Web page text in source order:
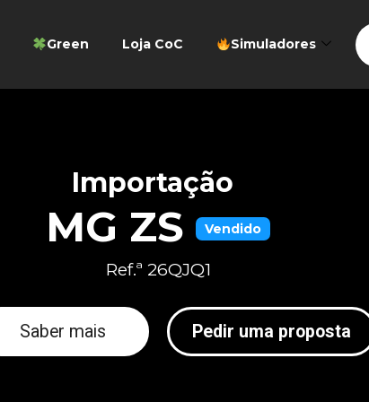
Green Loja CoC Simuladores
Importação
MG ZS Vendido
Ref.ª 26QJQ1
Saber mais Pedir uma proposta